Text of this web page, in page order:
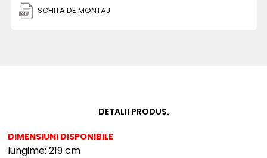
SCHITA DE MONTAJ
DETALII PRODUS.
DIMENSIUNI DISPONIBILE
lungime: 219 cm